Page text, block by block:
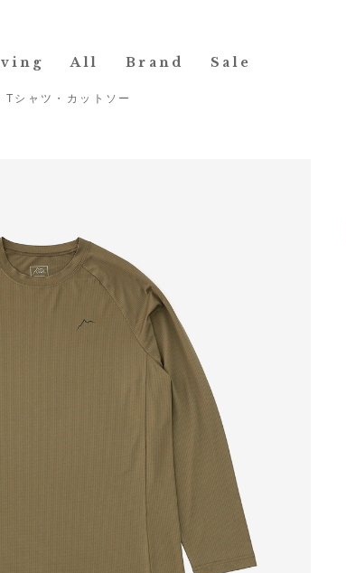
All Brand Sale
Tシャツ・カットソー